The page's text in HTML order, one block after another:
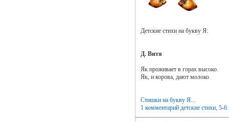
Детские стихи на букву Я:
Д. Витя
Як проживает в горах высоко.
Як, и корова, дают молоко
Стишки на букву Я...
1 комментарий детские стихи, 5-6